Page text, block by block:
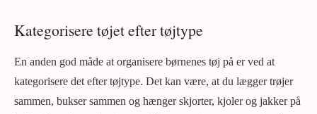
Kategorisere tøjet efter tøjtype
En anden god måde at organisere børnenes tøj på er ved at
kategorisere det efter tøjtype. Det kan være, at du lægger trøjer
sammen, bukser sammen og hænger skjorter, kjoler og jakker på